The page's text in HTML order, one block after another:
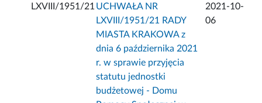
LXVIII/1951/21 UCHWAŁA NR
LXVIII/1951/21 RADY
MIASTA KRAKOWA z
dnia 6 października 2021
r. w sprawie przyjęcia
statutu jednostki
budżetowej - Domu
2021-10-
06